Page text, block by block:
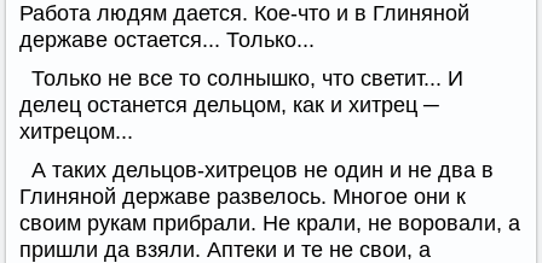
Работа людям дается. Кое-что и в Глиняной
державе остается... Только...
Только не все то солнышко, что светит... И
делец останется дельцом, как и хитрец ─
хитрецом...
А таких дельцов-хитрецов не один и не два в
Глиняной державе развелось. Многое они к
своим рукам прибрали. Не крали, не воровали, а
пришли да взяли. Аптеки и те не свои, а